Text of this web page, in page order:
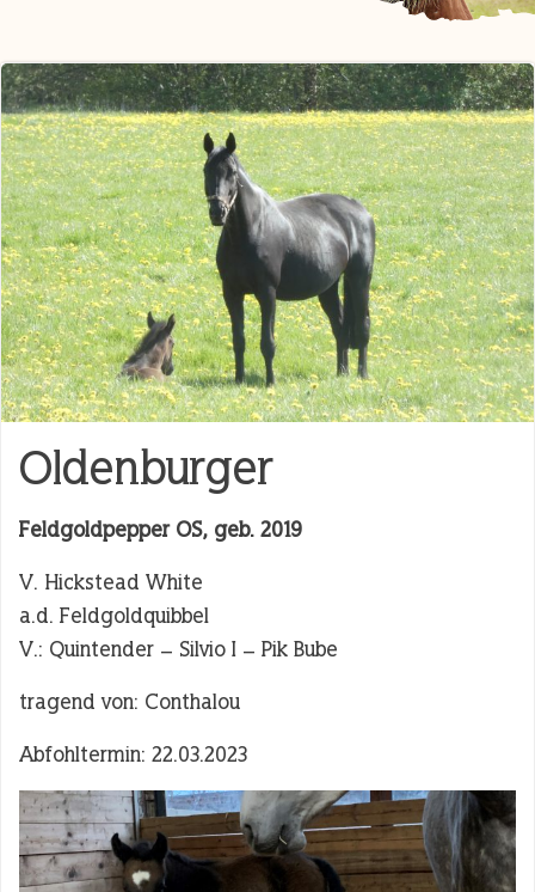
Oldenburger
Feldgoldpepper OS, geb. 2019
V. Hickstead White
a.d. Feldgoldquibbel
V.: Quintender – Silvio I – Pik Bube
tragend von: Conthalou
Abfohltermin: 22.03.2023